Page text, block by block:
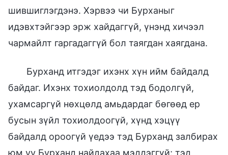
шившиглэгдэнэ. Хэрвээ чи Бурханыг
идэвхтэйгээр эрж хайдаггүй, үнэнд хичээл
чармайлт гаргадаггүй бол таягдан хаягдана.
Бурханд итгэдэг ихэнх хүн ийм байдалд
байдаг. Ихэнх тохиолдолд тэд бодолгүй,
ухамсаргүй нөхцөлд амьдардаг бөгөөд ер
бусын зүйл тохиолдоогүй, хүнд хэцүү
байдалд ороогүй үедээ тэд Бурханд залбирах
юм уу Бурханд найдахаа мэддэггүй; тэд